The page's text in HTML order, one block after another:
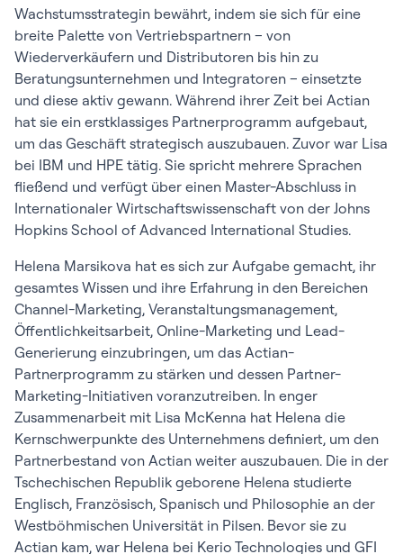
Wachstumsstrategin bewährt, indem sie sich für eine
breite Palette von Vertriebspartnern – von
Wiederverkäufern und Distributoren bis hin zu
Beratungsunternehmen und Integratoren – einsetzte
und diese aktiv gewann. Während ihrer Zeit bei Actian
hat sie ein erstklassiges Partnerprogramm aufgebaut,
um das Geschäft strategisch auszubauen. Zuvor war Lisa
bei IBM und HPE tätig. Sie spricht mehrere Sprachen
fließend und verfügt über einen Master-Abschluss in
Internationaler Wirtschaftswissenschaft von der Johns
Hopkins School of Advanced International Studies.
Helena Marsikova hat es sich zur Aufgabe gemacht, ihr
gesamtes Wissen und ihre Erfahrung in den Bereichen
Channel-Marketing, Veranstaltungsmanagement,
Öffentlichkeitsarbeit, Online-Marketing und Lead-
Generierung einzubringen, um das Actian-
Partnerprogramm zu stärken und dessen Partner-
Marketing-Initiativen voranzutreiben. In enger
Zusammenarbeit mit Lisa McKenna hat Helena die
Kernschwerpunkte des Unternehmens definiert, um den
Partnerbestand von Actian weiter auszubauen. Die in der
Tschechischen Republik geborene Helena studierte
Englisch, Französisch, Spanisch und Philosophie an der
Westböhmischen Universität in Pilsen. Bevor sie zu
Actian kam, war Helena bei Kerio Technologies und GFI